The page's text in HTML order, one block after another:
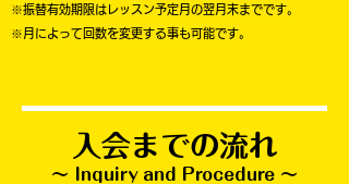
※振替有効期限はレッスン予定月の翌月末までです。
​※月によって回数を変更する事も可能です。
入会までの流れ
〜 Inquiry and Procedure 〜